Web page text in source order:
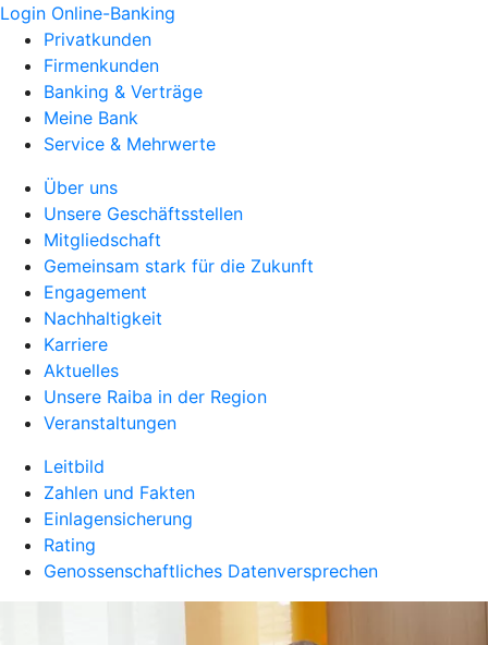
Login Online-Banking
Privatkunden
Firmenkunden
Banking & Verträge
Meine Bank
Service & Mehrwerte
Über uns
Unsere Geschäftsstellen
Mitgliedschaft
Gemeinsam stark für die Zukunft
Engagement
Nachhaltigkeit
Karriere
Aktuelles
Unsere Raiba in der Region
Veranstaltungen
Leitbild
Zahlen und Fakten
Einlagensicherung
Rating
Genossenschaftliches Datenversprechen